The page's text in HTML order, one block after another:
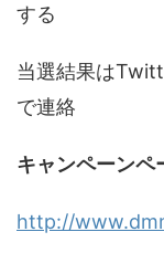
する
当選結果は
で連絡
キャンペーンペ
http://